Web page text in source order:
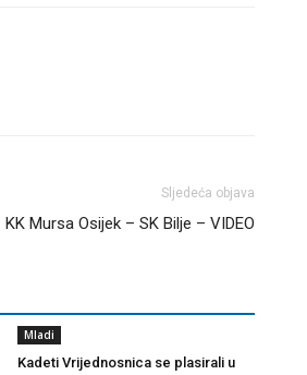
Sljedeća objava
KK Mursa Osijek – SK Bilje – VIDEO
Mladi
Kadeti Vrijednosnica se plasirali u